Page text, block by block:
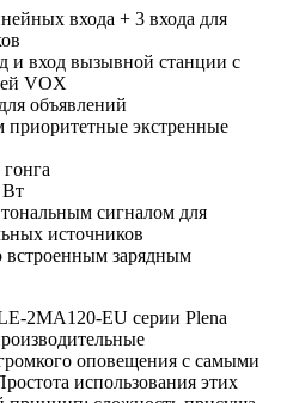
входа + 3 входа для
и вход вызывной станции с
VOX
объявлений
экстренные
Вт
сигналом для
источников
встроенным зарядным
2MA120-EU серии Plena
оповещения с самыми
использования этих